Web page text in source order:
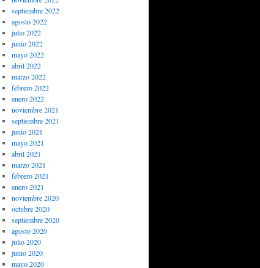
septiembre 2022
agosto 2022
julio 2022
junio 2022
mayo 2022
abril 2022
marzo 2022
febrero 2022
enero 2022
noviembre 2021
septiembre 2021
junio 2021
mayo 2021
abril 2021
marzo 2021
febrero 2021
enero 2021
noviembre 2020
octubre 2020
septiembre 2020
agosto 2020
julio 2020
junio 2020
mayo 2020